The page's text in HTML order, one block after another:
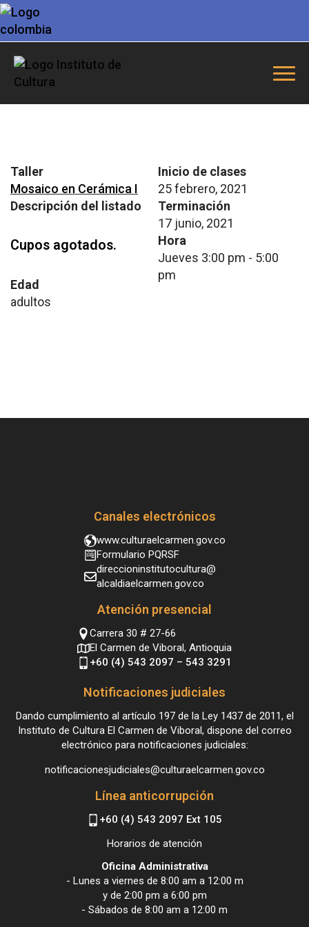
Taller
Mosaico en Cerámica I
Descripción del listado
Cupos agotados.
Edad
adultos
Inicio de clases
25 febrero, 2021
Terminación
17 junio, 2021
Hora
Jueves 3:00 pm - 5:00
pm
Canales electrónicos
www.culturaelcarmen.gov.co
Formulario PQRSF
direccioninstitutocultura@
alcaldiaelcarmen.gov.co
Atención presencial
Carrera 30 # 27-66
El Carmen de Viboral, Antioquia
+60 (4) 543 2097 – 543 3291
Notificaciones judiciales
Dando cumplimiento al artículo 197 de la Ley 1437 de 2011, el
Instituto de Cultura El Carmen de Viboral, dispone del correo
electrónico para notificaciones judiciales:
notificacionesjudiciales@culturaelcarmen.gov.co
Línea anticorrupción
+60 (4) 543 2097 Ext 105
Horarios de atención
Oficina Administrativa
- Lunes a viernes de 8:00 am a 12:00 m
y de 2:00 pm a 6:00 pm
- Sábados de 8:00 am a 12:00 m